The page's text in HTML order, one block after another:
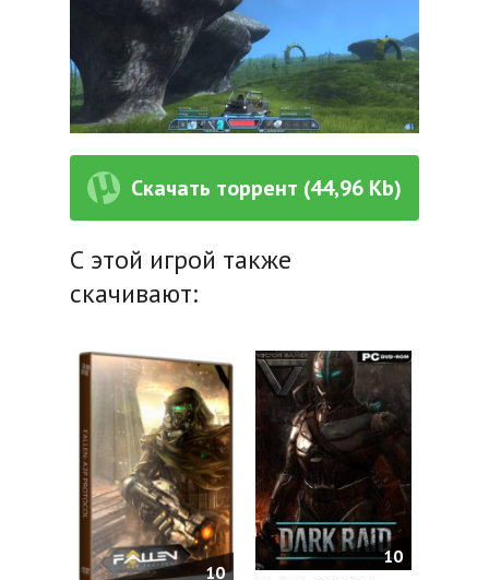
Скачать торрент (44,96 Kb)
С этой игрой также
скачивают:
10
10